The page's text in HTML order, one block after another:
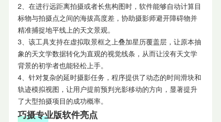
2、在进行远距离拍摄或者长焦构图时，软件能够自动计算目
标物与拍摄点之间的海拔高度差，协助摄影师避开障碍物并
精准捕捉地平线上的天文景观。
3、该工具支持在虚拟取景框之上叠加星历覆盖层，让原本抽
象的天文学数据转化为直观的视觉线条，从而让没有天文学
背景的初学者也能轻松上手。
4、针对复杂的延时摄影任务，程序提供了动态的时间滑块和
轨迹模拟视图，让用户提前预判光影移动的方向，显著提升
了大型拍摄项目的成功概率。
巧摄专业版软件亮点